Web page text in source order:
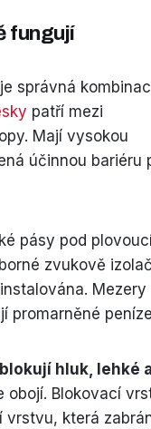
fungují
správná
patří mezi
Mají vysokou
účinnou bariéru
pásy pod
zvukově
Mezery
promarněné
hluk, lehké
obojí. Blokovací
vrstvu, která